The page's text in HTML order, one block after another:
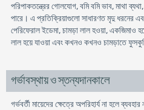
পরিপাকতন্ত্রের গোলযোগ, বমি বমি ভাব, মাথা
পারে। এ প্রতিক্রিয়াগুলো সাধারণত মৃদু ধরনের
পেরিফেরাল ইডেমা, চামড়া লাল হওয়া, একজিমাও
লাল হয়ে যাওয়া এবং কখনও কখনও চামড়াতে
গর্ভাবস্থায় ও স্তন্যদানকালে
গর্ভবর্তী মায়েদের ক্ষেত্রে অপরিহার্য না হলে